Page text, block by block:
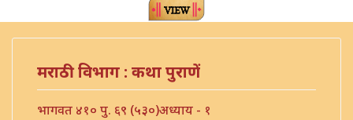
मराठी विभाग : कथा पुराणें
भागवत ४१० पु. ६९ (५३०)अध्याय - १